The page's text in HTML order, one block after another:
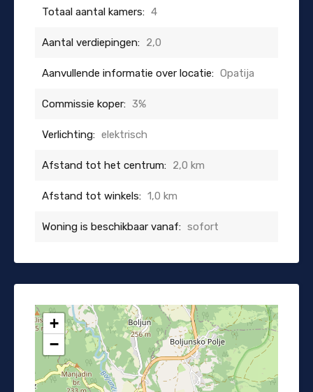
Totaal aantal kamers: 4
Aantal verdiepingen: 2,0
Aanvullende informatie over locatie: Opatija
Commissie koper: 3%
Verlichting: elektrisch
Afstand tot het centrum: 2,0 km
Afstand tot winkels: 1,0 km
Woning is beschikbaar vanaf: sofort
+
−